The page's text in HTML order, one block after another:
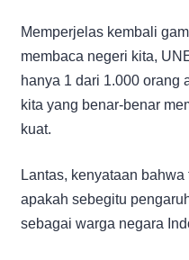
Memperjelas kembali
membaca negeri kita,
hanya 1 dari 1.000 orang
kita yang benar-benar
kuat.
Lantas, kenyataan
apakah sebegitu
sebagai warga negara